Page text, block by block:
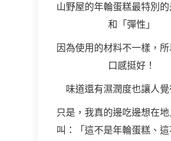
山野屋的年輪蛋糕最特別
和「彈性」
因為使用的材料不一樣，
口感挺好！
味道還有濕潤度也讓人
只是，我真的邊吃邊想在
叫：「這不是年輪蛋糕、